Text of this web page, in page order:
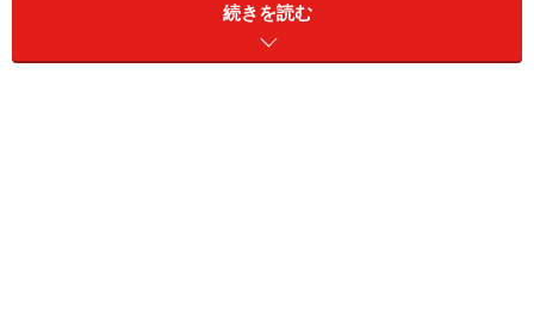
3種類に分けられる抗がん剤の作用
続きを読む